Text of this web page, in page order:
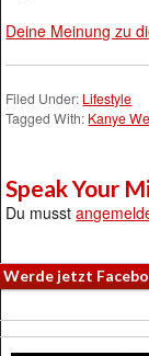
Deine Meinung zu
Filed Under: Lifestyle
Tagged With: Kanye
Speak Your
Du musst
Werde jetzt